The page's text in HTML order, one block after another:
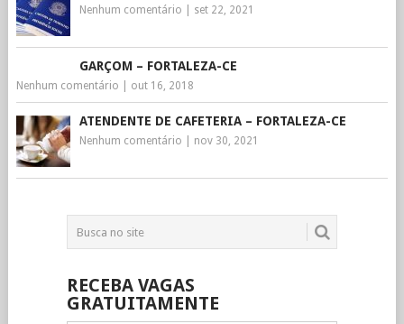
Nenhum comentário set 22, 2021
GARÇOM – FORTALEZA-CE
Nenhum comentário out 16, 2018
ATENDENTE DE CAFETERIA – FORTALEZA-CE
Nenhum comentário nov 30, 2021
RECEBA VAGAS
GRATUITAMENTE